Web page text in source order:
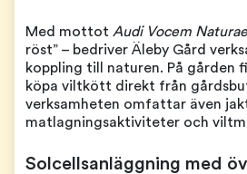
Med mottot Audi Vocem Naturae
röst” – bedriver Äleby Gård
koppling till naturen. På gården
köpa viltkött direkt från
verksamheten omfattar även
matlagningsaktiviteter och
Solcellsanläggning med